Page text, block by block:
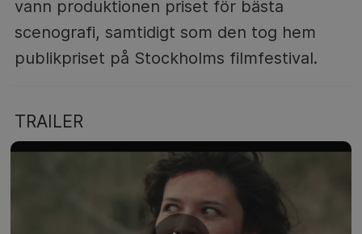
vann produktionen priset för bästa
scenografi, samtidigt som den tog hem
publikpriset på Stockholms filmfestival.
TRAILER